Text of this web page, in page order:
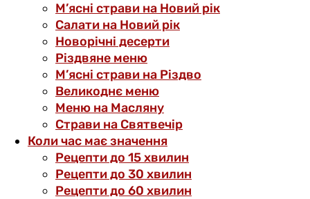
М’ясні страви на Новий рік
Салати на Новий рік
Новорічні десерти
Різдвяне меню
М’ясні страви на Різдво
Великоднє меню
Меню на Масляну
Страви на Святвечір
Коли час має значення
Рецепти до 15 хвилин
Рецепти до 30 хвилин
Рецепти до 60 хвилин